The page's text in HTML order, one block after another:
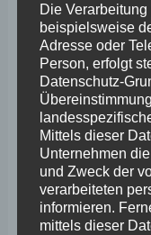
Koblenzer
zur Begründung
Bundesparteitag
Für Stephan
die von diesem
WÄHLER in ganz
Beschlussfassung
Ukraine zu
Die
beispielsweise
Adresse oder
Person, erfolgt
Datenschutz-
Mittels dieser
Unternehmen
und Zweck der
verarbeiteten
informieren.
mittels dieser